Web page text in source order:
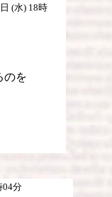
(水) 18時
のを
04分